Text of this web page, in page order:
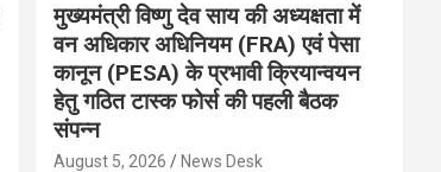
मुख्यमंत्री विष्णु देव साय की अध्यक्षता में
वन अधिकार अधिनियम (FRA) एवं पेसा
कानून (PESA) के प्रभावी क्रियान्वयन
हेतु गठित टास्क फोर्स की पहली बैठक
संपन्न
August 5, 2026 News Desk